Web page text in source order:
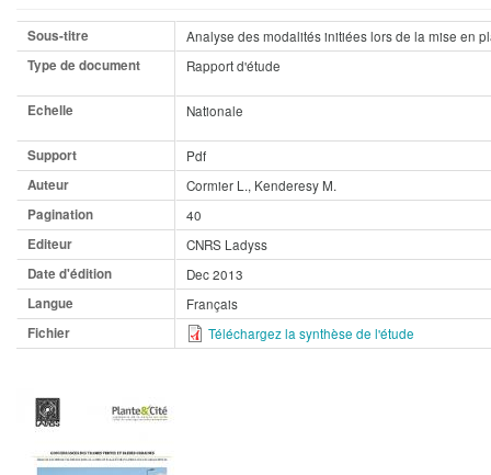
Sous-titre
Analyse des modalités initiées lors de la mise en
Type de document
Rapport d'étude
Echelle Nationale
Support
Pdf
Auteur
Cormier L., Kenderesy M.
Pagination
40
Editeur
CNRS Ladyss
Date d'édition
Dec 2013
Langue
Français
Fichier
Téléchargez la synthèse de l'étude